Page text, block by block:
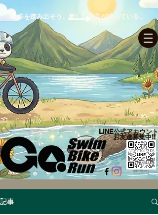
ログイン
一歩を踏み出そう。新しい発見が待っている。
LINE公式アカウント​
お友達募集中!!
記事